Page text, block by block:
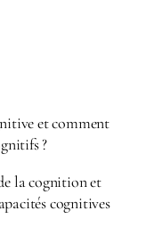
et comment
?
la cognition et
cognitives